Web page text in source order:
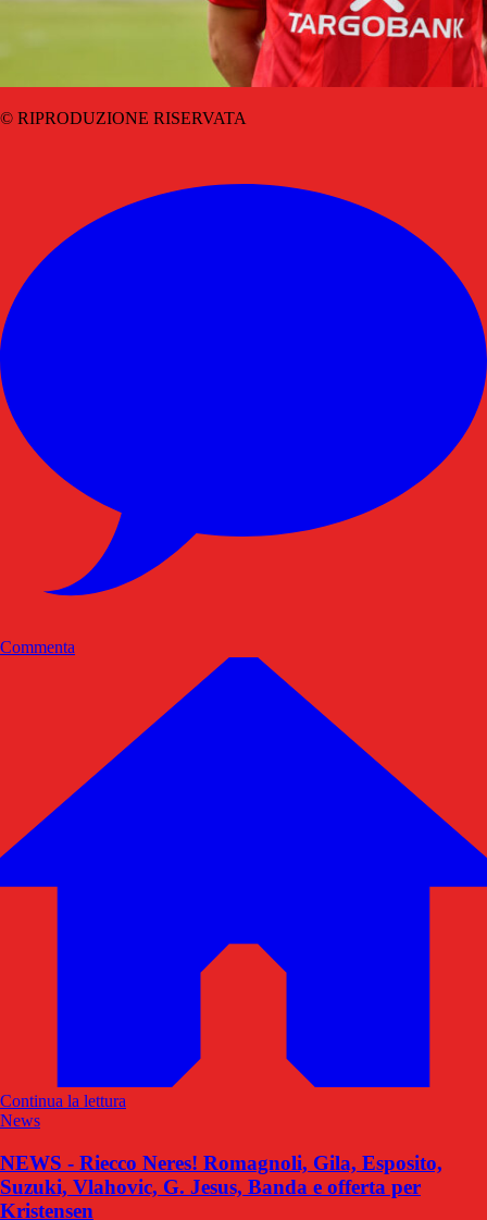
© RIPRODUZIONE RISERVATA
Commenta
Continua la lettura
News
NEWS - Riecco Neres! Romagnoli, Gila, Esposito,
Suzuki, Vlahovic, G. Jesus, Banda e offerta per
Kristensen